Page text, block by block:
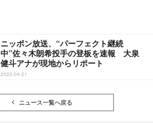
ニッポン放送、“パーフェクト継続
中”佐々木朗希投手の登板を速報 大泉
健斗アナが現地からリポート
2022-04-21
ニュース一覧へ戻る